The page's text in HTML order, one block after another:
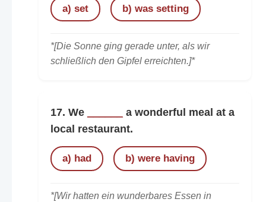
a) set b) was setting
*[Die Sonne ging gerade unter, als wir
schließlich den Gipfel erreichten.]*
17. We
a wonderful meal at a
local restaurant.
a) had b) were having
*[Wir hatten ein wunderbares Essen in